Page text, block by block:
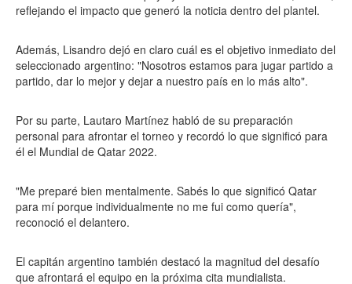
reflejando el impacto que generó la noticia dentro del plantel.
Además, Lisandro dejó en claro cuál es el objetivo inmediato del
seleccionado argentino: "Nosotros estamos para jugar partido a
partido, dar lo mejor y dejar a nuestro país en lo más alto".
Por su parte, Lautaro Martínez habló de su preparación
personal para afrontar el torneo y recordó lo que significó para
él el Mundial de Qatar 2022.
"Me preparé bien mentalmente. Sabés lo que significó Qatar
para mí porque individualmente no me fui como quería",
reconoció el delantero.
El capitán argentino también destacó la magnitud del desafío
que afrontará el equipo en la próxima cita mundialista.